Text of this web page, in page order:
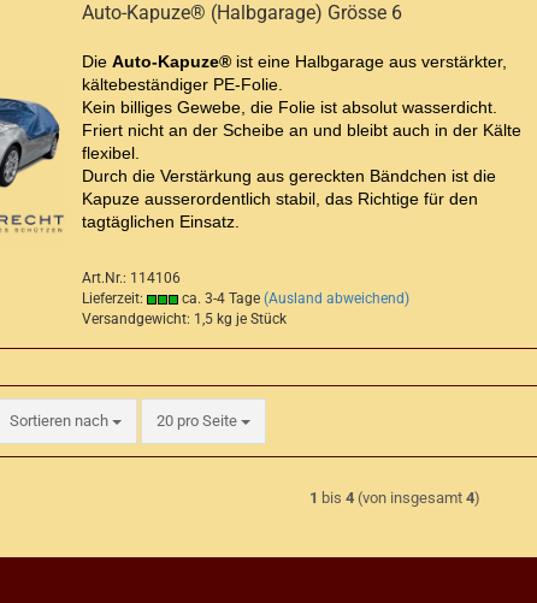
Auto-Kapuze® (Halbgarage) Grösse 6
Die Auto-Kapuze® ist eine Halbgarage aus verstärkter,
kältebeständiger PE-Folie.
Kein billiges Gewebe, die Folie ist absolut wasserdicht.
Friert nicht an der Scheibe an und bleibt auch in der Kälte
flexibel.
Durch die Verstärkung aus gereckten Bändchen ist die
Kapuze ausserordentlich stabil, das Richtige für den
tagtäglichen Einsatz.
Art.Nr.: 114106
Lieferzeit:
ca. 3-4 Tage (Ausland abweichend)
Versandgewicht: 1,5 kg je Stück
Sortieren nach
Sortieren nach 20 pro Seite
pro Seite
1 bis 4(von insgesamt 4)